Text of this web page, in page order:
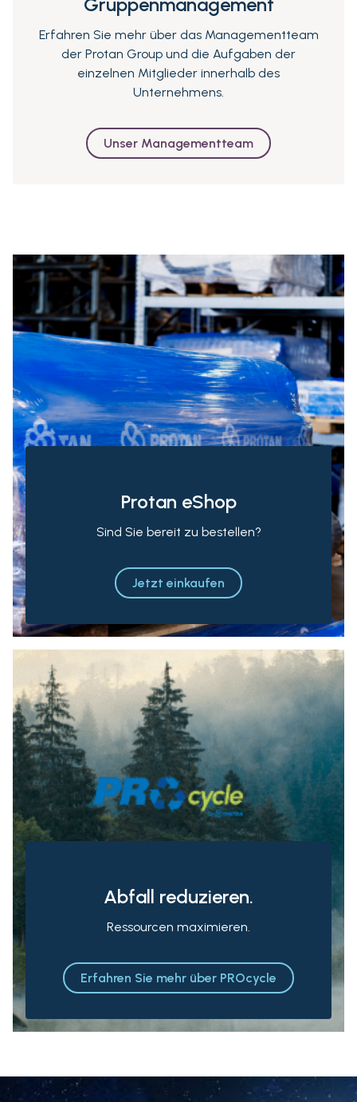
Erfahren Sie mehr über das Managementteam
der Protan Group und die Aufgaben der
einzelnen Mitglieder innerhalb des
Unternehmens.
Unser Managementteam
Protan eShop
Sind Sie bereit zu bestellen?
Jetzt einkaufen
Abfall reduzieren.
Ressourcen maximieren.
Erfahren Sie mehr über PROcycle